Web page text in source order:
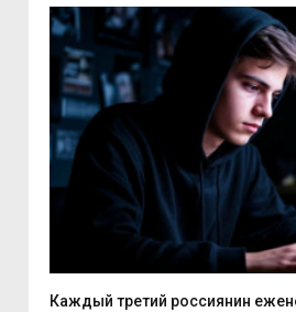
Каждый третий россиянин